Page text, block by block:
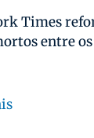
Times
entre os